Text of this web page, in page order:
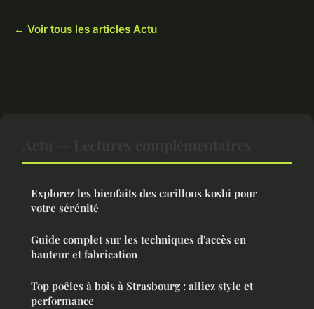
← Voir tous les articles Actu
Explorez les bienfaits des carillons koshi pour
votre sérénité
Guide complet sur les techniques d'accès en
hauteur et fabrication
Top poêles à bois à Strasbourg : alliez style et
performance